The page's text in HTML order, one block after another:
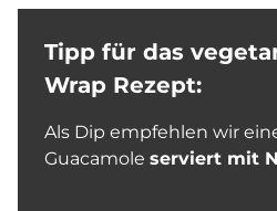
Tipp für das
Wrap Rezept:
Als Dip empfehlen wir
Guacamole serviert mit